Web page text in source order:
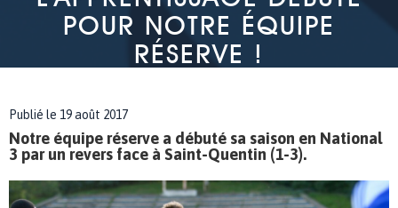
POUR NOTRE ÉQUIPE
RÉSERVE !
Publié le 19 août 2017
Notre équipe réserve a débuté sa saison en National
3 par un revers face à Saint-Quentin (1-3).